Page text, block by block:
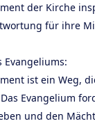
der Kirche
für ihre
Evangeliums:
ist ein Weg,
Evangelium
und den